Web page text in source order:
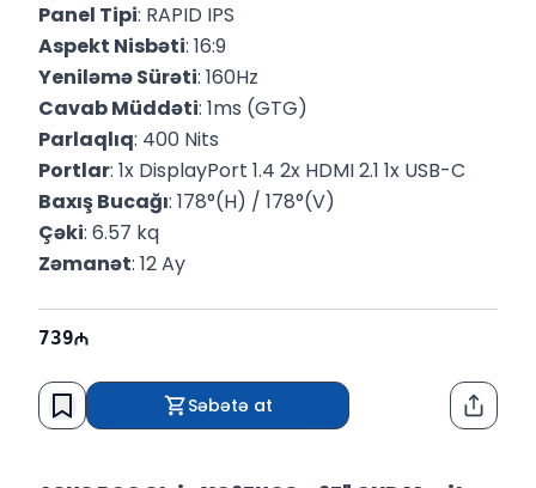
Panel Tipi: RAPID IPS
Aspekt Nisbəti: 16:9
Yeniləmə Sürəti: 160Hz
Cavab Müddəti: 1ms (GTG)
Parlaqlıq: 400 Nits
Portlar: 1x DisplayPort 1.4 2x HDMI 2.1 1x USB-C
Baxış Bucağı: 178°(H) / 178°(V)
Çəki: 6.57 kq
Zəmanət: 12 Ay
739
Səbətə at